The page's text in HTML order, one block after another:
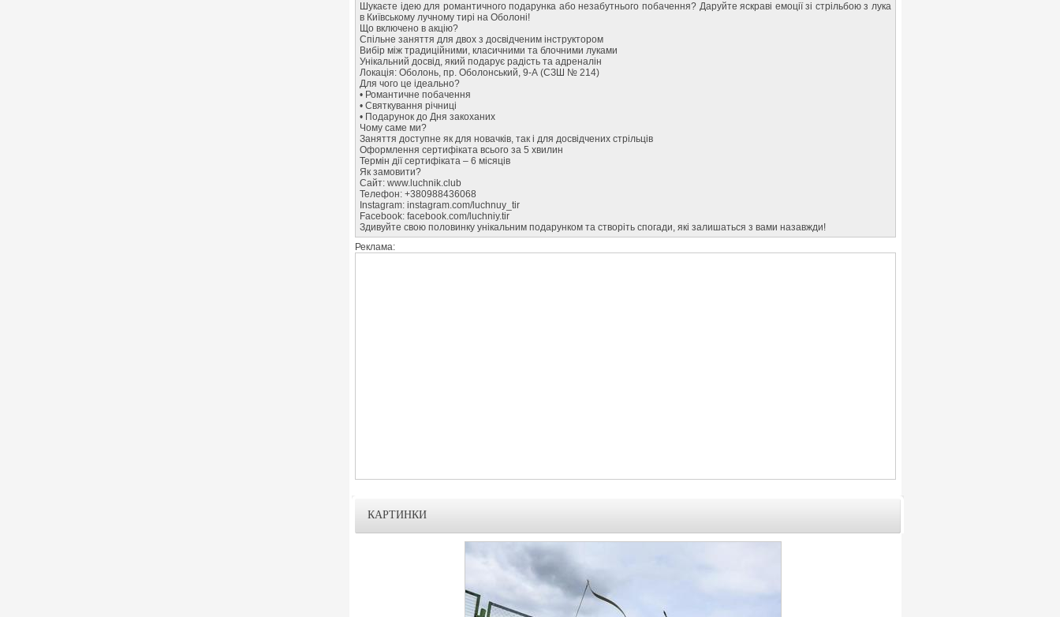
Шукаєте ідею для романтичного подарунка або незабутнього побачення? Даруйте яскраві емоції зі стрільбою з лука
в Київському лучному тирі на Оболоні!
Що включено в акцію?
Спільне заняття для двох з досвідченим інструктором
Вибір між традиційними, класичними та блочними луками
Унікальний досвід, який подарує радість та адреналін
Локація: Оболонь, пр. Оболонський, 9-А (СЗШ № 214)
Для чого це ідеально?
• Романтичне побачення
• Святкування річниці
• Подарунок до Дня закоханих
Чому саме ми?
Заняття доступне як для новачків, так і для досвідчених стрільців
Оформлення сертифіката всього за 5 хвилин
Термін дії сертифіката – 6 місяців
Як замовити?
Сайт: www.luchnik.club
Телефон: +380988436068
Instagram: instagram.com/luchnuy_tir
Facebook: facebook.com/luchniy.tir
Здивуйте свою половинку унікальним подарунком та створіть спогади, які залишаться з вами назавжди!
Реклама:
КАРТИНКИ